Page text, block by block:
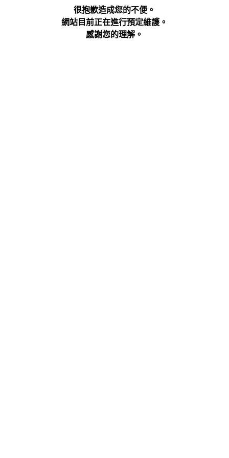
很抱歉造成您的不便。
網站目前正在進行預定維護。
感謝您的理解。